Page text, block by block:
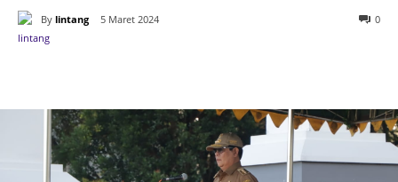
By lintang 5 Maret 2024 0